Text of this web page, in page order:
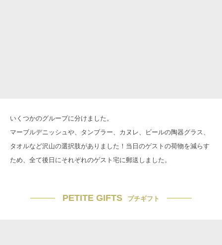
いくつかのグループに分けました。
マーブルデニッシュや、タンブラー、カヌレ、ビールの陶器グラス、
タオルなど沢山の選択肢がありました！当日のゲストの荷物を減らす
ため、全て後日にそれぞれのゲスト宅に郵送しました。
PETITE GIFTS プチギフト